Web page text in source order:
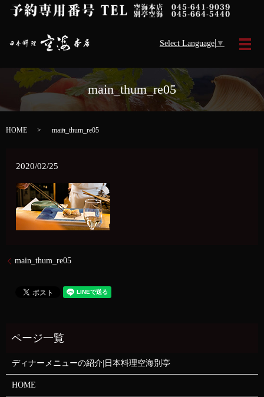
Select Language ▼
メ
main_thum_re05
HOME main_thum_re05
2020/02/25
main_thum_re05
ディナーメニューの紹介|日本料理空海別亭
HOME